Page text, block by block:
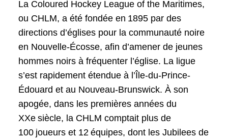
La Coloured Hockey League of the Maritimes,
ou CHLM, a été fondée en 1895 par des
directions d’églises pour la communauté noire
en Nouvelle-Écosse, afin d’amener de jeunes
hommes noirs à fréquenter l’église. La ligue
s’est rapidement étendue à l’Île-du-Prince-
Édouard et au Nouveau-Brunswick. À son
apogée, dans les premières années du
XXe siècle, la CHLM comptait plus de
100 joueurs et 12 équipes, dont les Jubilees de